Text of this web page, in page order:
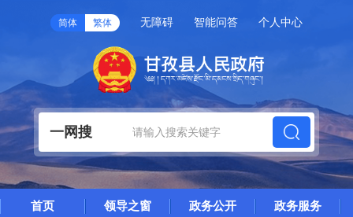
简体 繁体 无障碍 智能问答 个人中心
一网搜
首页 领导之窗 政务公开 政务服务